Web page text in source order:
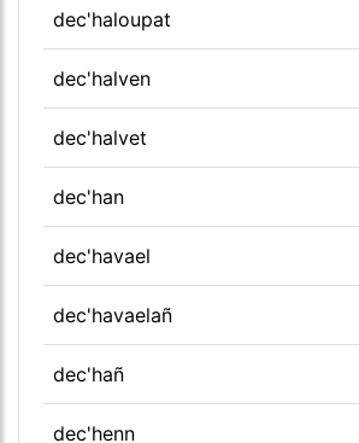
dec'haloupat
dec'halven
dec'halvet
dec'han
dec'havael
dec'havaelañ
dec'hañ
dec'henn